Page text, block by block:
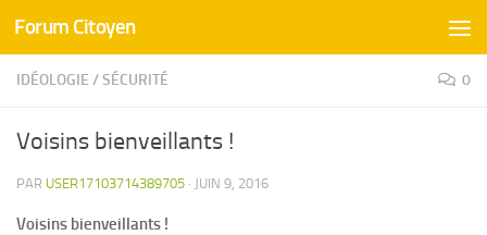
Skip to content
Forum Citoyen
IDÉOLOGIE /SÉCURITÉ 0
Voisins bienveillants !
PAR USER17103714389705 · JUIN 9, 2016
Voisins bienveillants !